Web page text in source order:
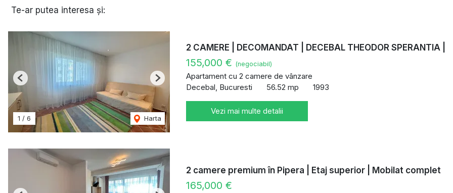
Te-ar putea interesa și:
1 / 6 Harta
Previous Next
2 CAMERE | DECOMANDAT | DECEBAL THEODOR SPERANTIA |
155,000 € (negociabil)
Apartament cu 2 camere de vânzare
Decebal, Bucuresti
56.52 mp 1993
Vezi mai multe detalii
2 camere premium în Pipera | Etaj superior | Mobilat complet
165,000 €